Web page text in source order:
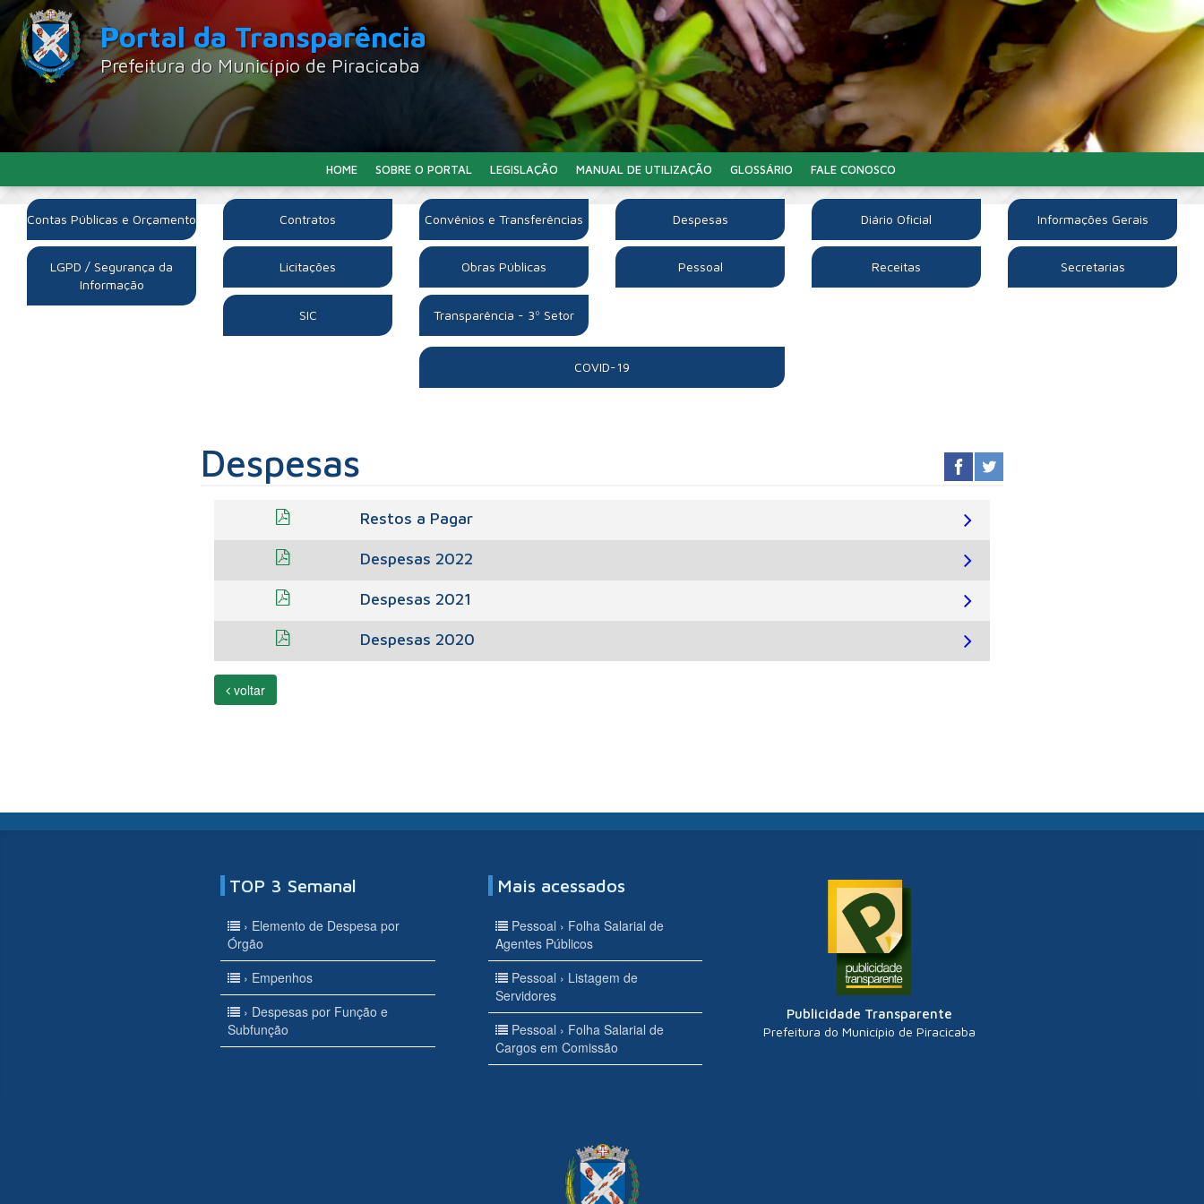
Portal da Transparência
Prefeitura do Município de Piracicaba
HOME SOBRE O PORTAL LEGISLAÇÃO MANUAL DE UTILIZAÇÃO GLOSSÁRIO FALE CONOSCO
Contas Públicas e Orçamento Contratos Convênios e Transferências Despesas Diário Oficial Informações Gerais
LGPD / Segurança da
Informação
Licitações Obras Públicas Pessoal Receitas Secretarias
SIC Transparência - 3º Setor
COVID-19
Despesas
Restos a Pagar
Despesas 2022
Despesas 2021
Despesas 2020
voltar
TOP 3 Semanal
› Elemento de Despesa por
Órgão
› Empenhos
› Despesas por Função e
Subfunção
Mais acessados
Pessoal › Folha Salarial de
Agentes Públicos
Pessoal › Listagem de
Servidores
Pessoal › Folha Salarial de
Cargos em Comissão
Publicidade Transparente
Prefeitura do Município de Piracicaba